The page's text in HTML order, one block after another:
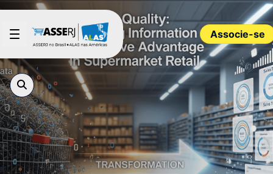
Pular para o Conteúdo principal
Associe-se